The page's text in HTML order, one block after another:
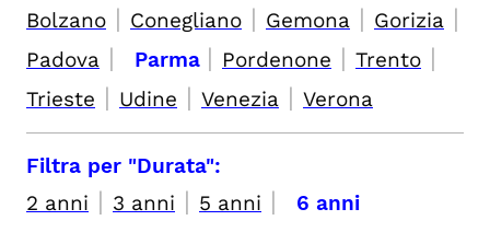
Bolzano | Conegliano | Gemona | Gorizia |
Padova | Parma | Pordenone | Trento |
Trieste | Udine | Venezia | Verona
Filtra per "Durata":
2 anni | 3 anni | 5 anni | 6 anni